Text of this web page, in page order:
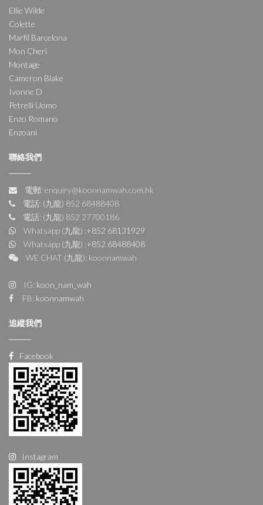
Ellie Wilde
Colette
Marfil Barcelona
Mon Cheri
Montage
Cameron Blake
Ivonne D
Petrelli Uomo
Enzo Romano
Enzoani
聯絡我們
電郵: enquiry@koonnamwah.com.hk
電話: (九龍) 852 68488408
電話: (九龍) 852 27700186
Whatsapp (九龍) :+852 68131929
Whatsapp (九龍) :+852 68488408
WE CHAT (九龍): koonnamwah
IG: koon_nam_wah
FB: koonnamwah
追縱我們
Facebook
Instagram